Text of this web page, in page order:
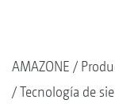
AMAZONE
Tecnología de